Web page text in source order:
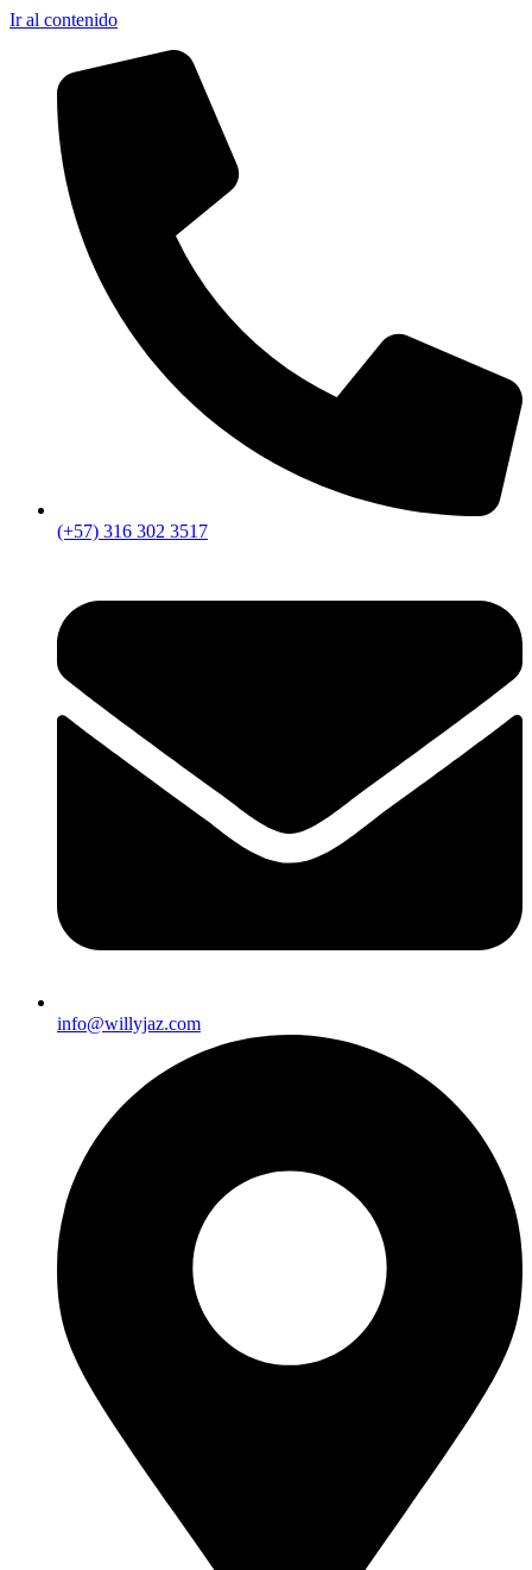
Ir al contenido
(+57) 316 302 3517
info@willyjaz.com